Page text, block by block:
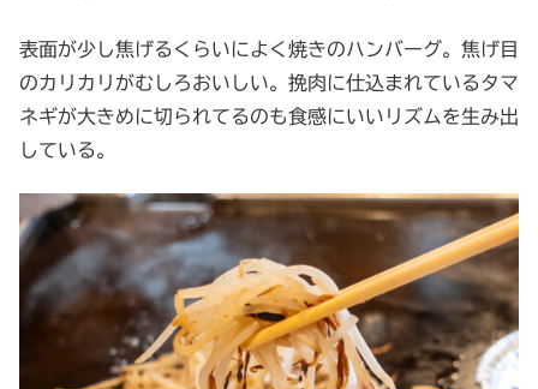
表面が少し焦げるくらいによく焼きのハンバーグ。焦げ目
のカリカリがむしろおいしい。挽肉に仕込まれているタマ
ネギが大きめに切られてるのも食感にいいリズムを生み出
している。